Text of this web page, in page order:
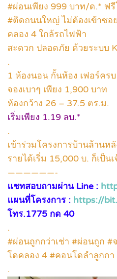
#ผ่อนเพียง 999 บาท/ด.* ฟ
#ติดถนนใหญ่ ไม่ต้องเข้าซอ
คลอง 4 ใกล้รถไฟฟ้า
สะดวก ปลอดภัย ด้วยระบบ
.
1 ห้องนอน กั้นห้อง เฟอร์คร
จองเบาๆ เพียง 1,900 บาท
ห้องกว้าง 26 – 37.5 ตร.ม.
เริ่มเพียง 1.19 ลบ.*
.
เข้าร่วมโครงการบ้านล้านหลั
รายได้เริ่ม 15,000 บ. ก็เป็น
——————-
แชทสอบถามผ่าน Line :
แผนที่โครงการ : https://
โทร.1775 กด 40
.
#ผ่อนถูกกว่าเช่า #ผ่อนถูก
โดคลอง 4 #คอนโดลำลูกกา
.